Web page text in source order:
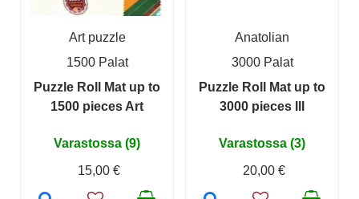
Art puzzle
1500 Palat
Puzzle Roll Mat up to
1500 pieces Art
Varastossa (9)
15,00 €
Anatolian
3000 Palat
Puzzle Roll Mat up to
3000 pieces III
Varastossa (3)
20,00 €